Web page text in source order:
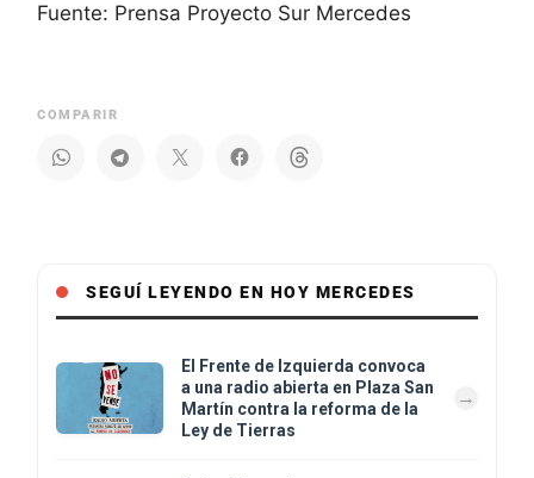
Fuente: Prensa Proyecto Sur Mercedes
COMPARIR
SEGUÍ LEYENDO EN HOY MERCEDES
El Frente de Izquierda convoca
a una radio abierta en Plaza San
Martín contra la reforma de la
Ley de Tierras